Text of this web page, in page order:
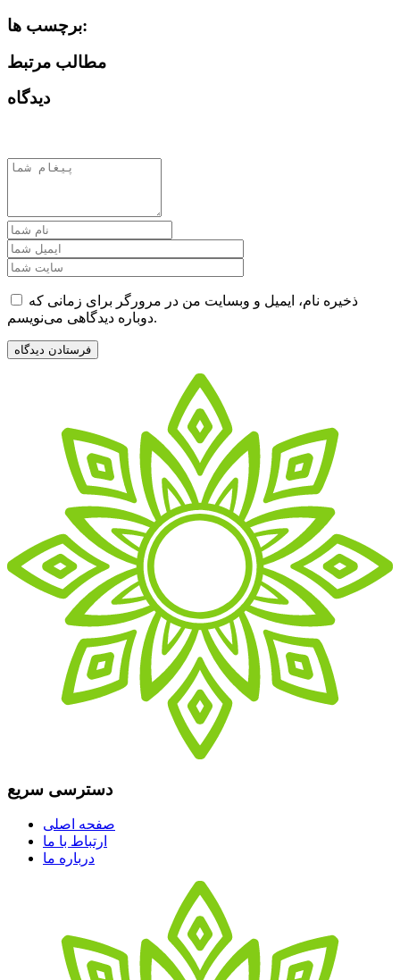
برچسب ها:
مطالب مرتبط
دیدگاه
ذخیره نام، ایمیل و وبسایت من در مرورگر برای زمانی که
دوباره دیدگاهی می‌نویسم.
دسترسی سریع
صفحه اصلی
ارتباط با ما
درباره ما